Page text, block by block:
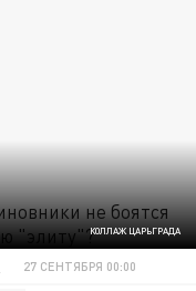
КОЛЛАЖ ЦАРЬГРАДА
27 СЕНТЯБРЯ 00:00